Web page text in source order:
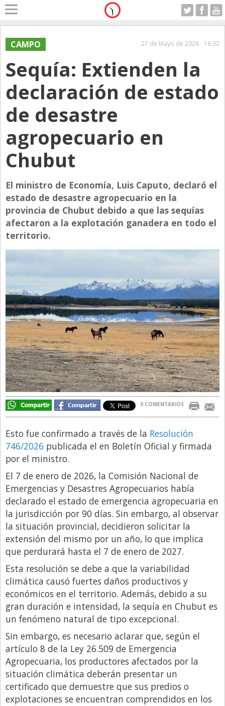
Home
A Motor
Alerta
Anticipo
Campo
Carrera & Emprendedores
Club House
Coleccionistas
Con Estilo
De Bolsillo
Diarios de Argentina
Diarios del Mundo
Directivos
Ecología y Ambiente
El Experto
El Innovador
El Precio Que Yo Ví
Entrevista
Entrevista Exclusiva
Finanzas
Gastronomia
Internacionales
La Opinión del Director
Legales
Medios
Millonarios
Minuto Lanzamiento
Negocios
Opinion
País
Política
Publicidad y Marketing
Real Estate y Propiedades
Responsabilidad Social
Salidas
Santa Fe
Show Business
Viernes 07.08.2026
CAMPO 27 de Mayo de 2026 - 16:32
Sequía: Extienden la
declaración de estado
de desastre
agropecuario en
Chubut
El ministro de Economía, Luis Caputo, declaró el
estado de desastre agropecuario en la
provincia de Chubut debido a que las sequías
afectaron a la explotación ganadera en todo el
territorio.
0 COMENTARIOS
Esto fue confirmado a través de la Resolución
746/2026 publicada el en Boletín Oficial y firmada
por el ministro.
El 7 de enero de 2026, la Comisión Nacional de
Emergencias y Desastres Agropecuarios había
declarado el estado de emergencia agropecuaria en
la jurisdicción por 90 días. Sin embargo, al observar
la situación provincial, decidieron solicitar la
extensión del mismo por un año, lo que implica
que perdurará hasta el 7 de enero de 2027.
Esta resolución se debe a que la variabilidad
climática causó fuertes daños productivos y
económicos en el territorio. Además, debido a su
gran duración e intensidad, la sequía en Chubut es
un fenómeno natural de tipo excepcional.
Sin embargo, es necesario aclarar que, según el
artículo 8 de la Ley 26.509 de Emergencia
Agropecuaria, los productores afectados por la
situación climática deberán presentar un
certificado que demuestre que sus predios o
explotaciones se encuentran comprendidos en los